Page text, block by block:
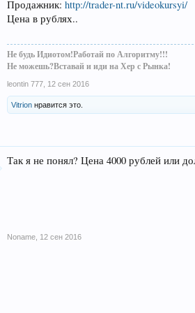
Продажник:http://trader-nt.ru/videokursyi/
Цена в рублях..
Не будь Идиотом!Работай по Алгоритму!!!
Не можешь?Вставай и иди на Хер с Рынка!
leontin 777 12 сен 2016
Vitrion нравится это.
Так я не понял? Цена 4000 рублей или
Noname 12 сен 2016